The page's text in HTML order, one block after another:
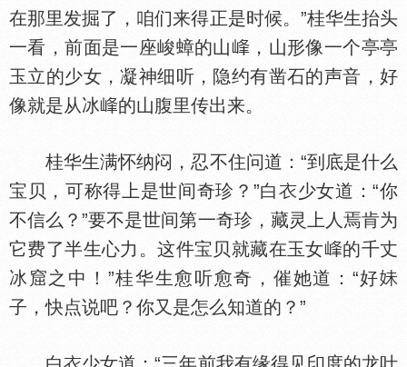
在那里发掘了，咱们来得正是时候。”桂华生抬头
一看，前面是一座峻蟑的山
，山形像一个亭亭
玉立的少女，凝神细听，隐约有凿石的声音，好
像就是从冰
的山腹里传出来。
桂华生满怀纳闷，忍不住问道：“到底是什么
宝贝，可称得上是世间奇珍？”白
少女道：“你
不信么？”要不是世间第一奇珍，藏灵上人焉肯为
它费了半生心力。这件宝贝就藏在玉女
的千丈
冰窟之中！”桂华生愈听愈奇，催她道：“好
子，快点说吧？你又是怎么知道的？”